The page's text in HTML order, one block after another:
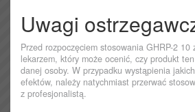
Uwagi
Przed rozpoczęciem stosowania GHRP-2
lekarzem, który może ocenić, czy produkt
danej osoby. W przypadku wystąpienia
efektów, należy natychmiast przerwać
z profesjonalistą.